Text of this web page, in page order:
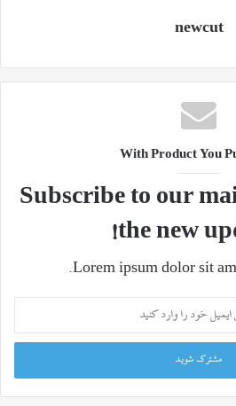
newcut
With Product You
Subscribe to our
the new
Lorem ipsum dolor sit